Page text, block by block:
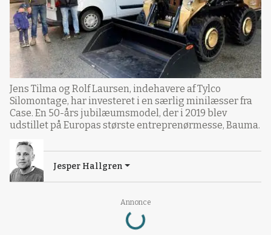
Annonce
Loading...
Jens Tilma og Rolf Laursen, indehavere af Tylco
Silomontage, har investeret i en særlig minilæsser fra
Case. En 50-års jubilæumsmodel, der i 2019 blev
udstillet på Europas største entreprenørmesse, Bauma.
Jesper Hallgren